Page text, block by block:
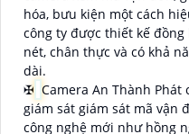
hóa, bưu kiện một cách
công ty được thiết kế
nét, chân thực và có khả
dài.
✠ Camera An Thành
giám sát giám sát mã vận
công nghệ mới như hồng